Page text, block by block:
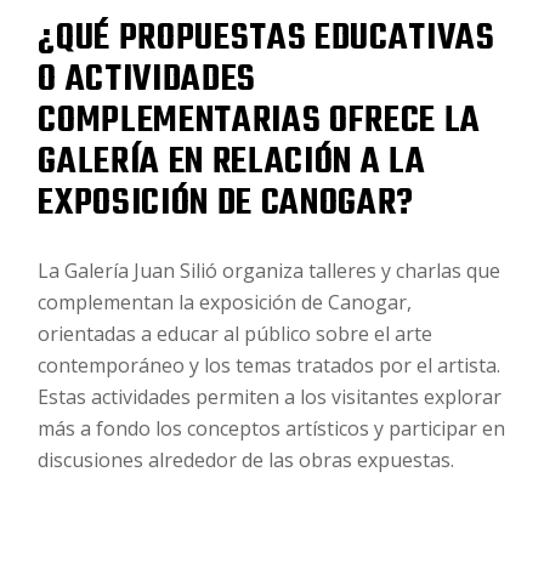
¿QUÉ PROPUESTAS EDUCATIVAS
O ACTIVIDADES
COMPLEMENTARIAS OFRECE LA
GALERÍA EN RELACIÓN A LA
EXPOSICIÓN DE CANOGAR?
La Galería Juan Silió organiza talleres y charlas que
complementan la exposición de Canogar,
orientadas a educar al público sobre el arte
contemporáneo y los temas tratados por el artista.
Estas actividades permiten a los visitantes explorar
más a fondo los conceptos artísticos y participar en
discusiones alrededor de las obras expuestas.